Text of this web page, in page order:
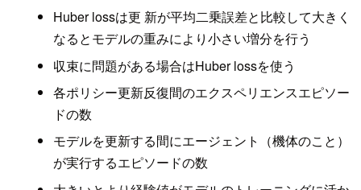
Huber lossは更 新が平均二乗誤差と比較して大きく
なるとモデルの重みにより小さい増分を行う
収束に問題がある場合はHuber lossを使う
各ポリシー更新反復間のエクスペリエンスエピソー
ドの数
モデルを更新する間にエージェント（機体のこと）
が実行するエピソードの数